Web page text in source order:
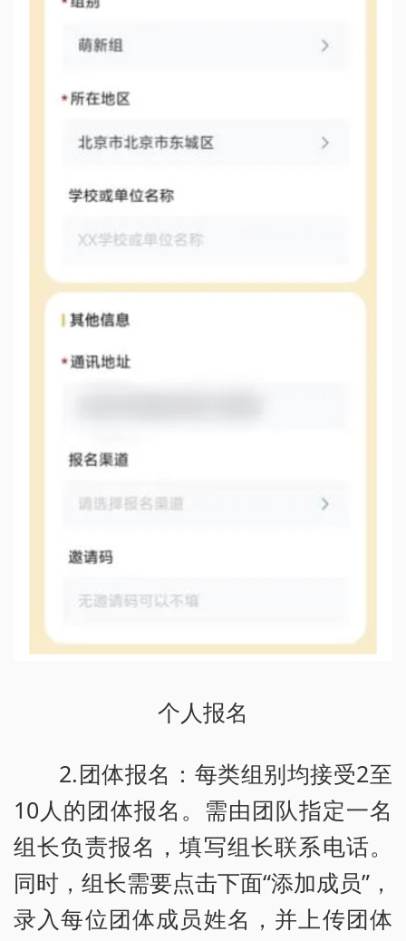
个人报名
2.团体报名：每类组别均接受2至
10人的团体报名。需由团队指定一名
组长负责报名，填写组长联系电话。
同时，组长需要点击下面“添加成员”，
录入每位团体成员姓名，并上传团体